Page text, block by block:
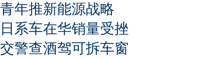
青年推新能源战略
日系车在华销量受挫
交警查酒驾可拆车窗